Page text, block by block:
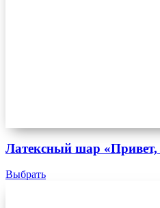
Латексный шар
Выбрать